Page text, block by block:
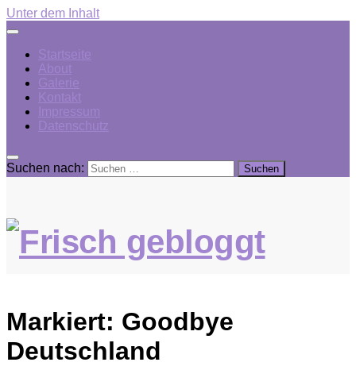
Unter dem Inhalt
Startseite
About
Galerie
Kontakt
Impressum
Datenschutz
Suchen nach:
Markiert: Goodbye
Deutschland